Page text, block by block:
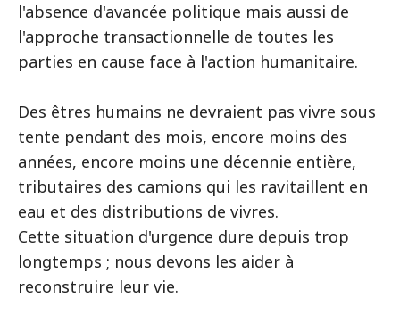
l'absence d'avancée politique mais aussi de
l'approche transactionnelle de toutes les
parties en cause face à l'action humanitaire.
Des êtres humains ne devraient pas vivre sous
tente pendant des mois, encore moins des
années, encore moins une décennie entière,
tributaires des camions qui les ravitaillent en
eau et des distributions de vivres.
Cette situation d'urgence dure depuis trop
longtemps ; nous devons les aider à
reconstruire leur vie.